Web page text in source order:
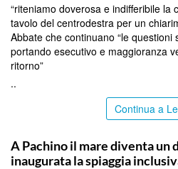
“riteniamo doverosa e indifferibile la
tavolo del centrodestra per un
Abbate che continuano “le questioni
portando esecutivo e maggioranza
ritorno”
..
Continua a
A Pachino il mare diventa
inaugurata la spiaggia